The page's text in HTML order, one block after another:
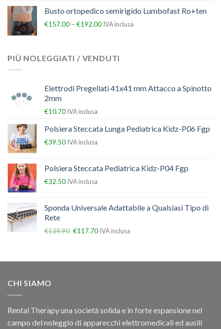
Busto ortopedico semirigido Lumbofast Ro+ten
€157.00 – €192.00 IVA inclusa
PIÙ NOLEGGIATI / VENDUTI
Elettrodi Pregellati 41x41 mm Attacco a Spinotto
2mm
€10.70 IVA inclusa
Polsiera Steccata Lunga Pediatrica Kidz-P06 Fgp
€39.50 IVA inclusa
Polsiera Steccata Pediatrica Kidz-P04 Fgp
€32.50 IVA inclusa
Sponda Universale Adattabile a Qualsiasi Tipo di
Rete
€139.90 €117.70 IVA inclusa
CHI SIAMO
Rental Therapy una società solida e in forte espansione nel
campo del noleggio di apparecchi elettromedicali ed ausili